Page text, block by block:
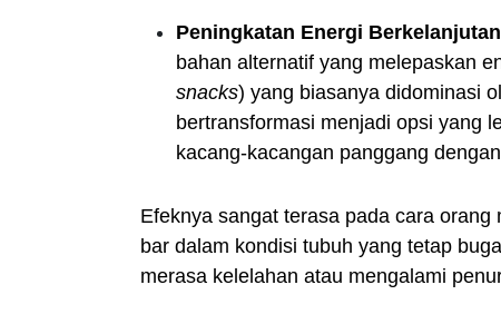
Peningkatan Energi
bahan alternatif yang melepaskan
snacks) yang biasanya didominasi
bertransformasi menjadi opsi yang
kacang-kacangan panggang
Efeknya sangat terasa pada cara
bar dalam kondisi tubuh yang tetap
merasa kelelahan atau mengalami